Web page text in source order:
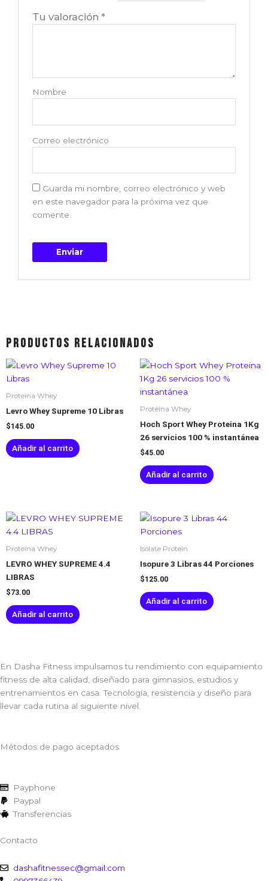
Tu valoración *
Nombre
Correo electrónico
Guarda mi nombre, correo electrónico y web
en este navegador para la próxima vez que
comente.
Productos relacionados
Proteína Whey
Levro Whey Supreme 10 Libras
$145.00
Añadir al carrito
Proteína Whey
Hoch Sport Whey Proteina 1Kg
26 servicios 100 % instantánea
$45.00
Añadir al carrito
Proteína Whey
LEVRO WHEY SUPREME 4.4
LIBRAS
$73.00
Añadir al carrito
Isolate Protein
Isopure 3 Libras 44 Porciones
$125.00
Añadir al carrito
En Dasha Fitness impulsamos tu rendimiento con equipamiento
fitness de alta calidad, diseñado para gimnasios, estudios y
entrenamientos en casa. Tecnología, resistencia y diseño para
llevar cada rutina al siguiente nivel.
Métodos de pago aceptados
Payphone
Paypal
Transferencias
Contacto
dashafitnessec@gmail.com